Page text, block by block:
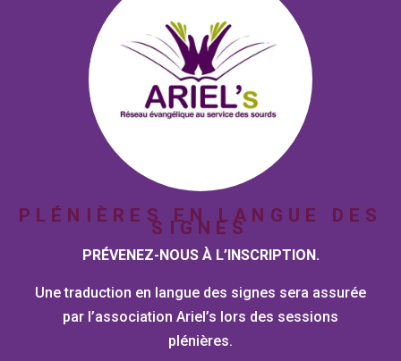
PLÉNIÈRES EN LANGUE DES
SIGNES
PRÉVENEZ-NOUS À L’INSCRIPTION.
Une traduction en langue des signes sera assurée
par l’association Ariel’s lors des sessions
plénières.